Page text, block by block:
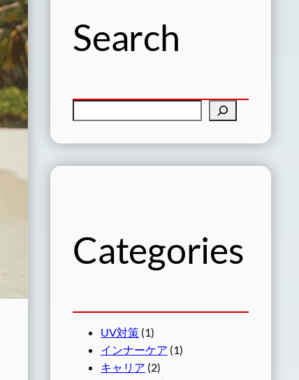
Search
Categories
UV対策 (1)
インナーケア (1)
キャリア (2)